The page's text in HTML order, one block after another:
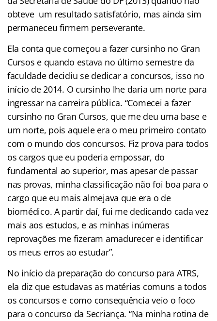
obteve um resultado satisfatório, mas ainda sim
permaneceu firmem perseverante.
Ela conta que começou a fazer cursinho no Gran
Cursos e quando estava no último semestre da
faculdade decidiu se dedicar a concursos, isso no
início de 2014. O cursinho lhe daria um norte para
ingressar na carreira pública. “Comecei a fazer
cursinho no Gran Cursos, que me deu uma base e
um norte, pois aquele era o meu primeiro contato
com o mundo dos concursos. Fiz prova para todos
os cargos que eu poderia empossar, do
fundamental ao superior, mas apesar de passar
nas provas, minha classificação não foi boa para o
cargo que eu mais almejava que era o de
biomédico. A partir daí, fui me dedicando cada vez
mais aos estudos, e as minhas inúmeras
reprovações me fizeram amadurecer e identificar
os meus erros ao estudar”.
No início da preparação do concurso para ATRS,
ela diz que estudavas as matérias comuns a todos
os concursos e como consequência veio o foco
para o concurso da Secriança. “Na minha rotina de